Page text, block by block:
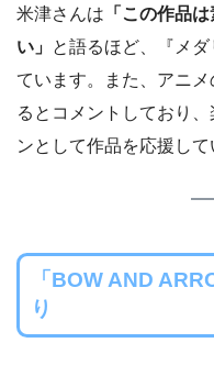
米津さんは 「この作品
い」 と語るほど、『メ
ています。また、アニ
るとコメントしており
ンとして作品を応援して
「BOW AND
り